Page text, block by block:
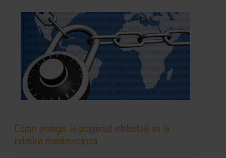
Cómo proteger la propiedad intelectual en la
industria metalmecánica